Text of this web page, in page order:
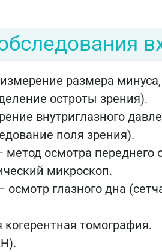
размера
остроты зрения).
внутриглазного
поля зрения).
метод осмотра переднего
микроскоп.
осмотр глазного дна
томография.